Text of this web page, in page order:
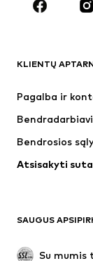
Aksesuarai
Naujienos
Apatiniai
Paltai
Proginiai
KLIENTŲ
Pagalba ir
Bendrosios
Atsisakyti
SAUGUS
Su mumis